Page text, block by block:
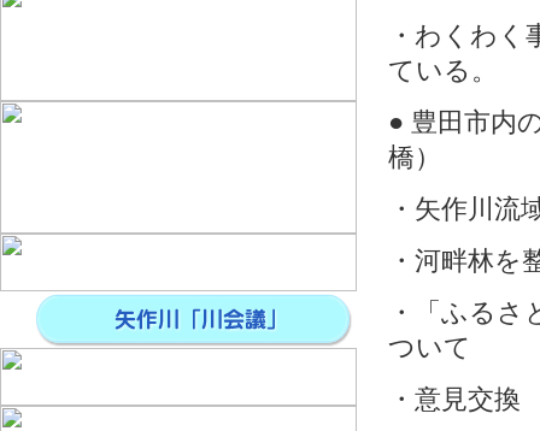
・わくわ
ている。
● 豊田市内
橋）
・矢作川流
・河畔林を
・「ふる
ついて
・意見交換